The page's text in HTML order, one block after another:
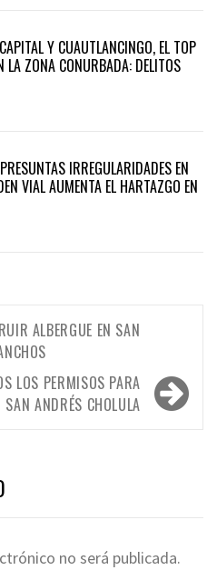
Y CUAUTLANCINGO, EL TOP
ZONA CONURBADA: DELITOS
IRREGULARIDADES EN
VIAL AUMENTA EL HARTAZGO EN
ALBERGUE EN SAN
LOS PERMISOS PARA
ANDRÉS CHOLULA
no será publicada.